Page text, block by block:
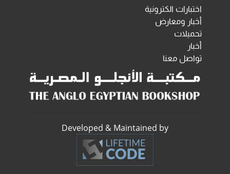
اختبارات الكترونية
أخبار ومعارض
تحميلات
أخبار
تواصل معنا
Developed & Maintained by